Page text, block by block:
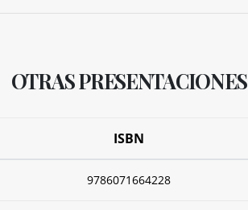
OTRAS PRESENTACIONES
ISBN
9786071664228